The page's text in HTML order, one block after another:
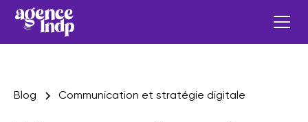
Blog Communication et stratégie digitale